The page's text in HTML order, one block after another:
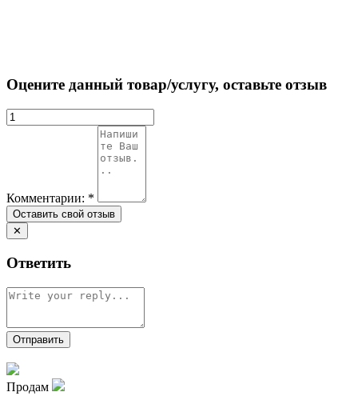
Оцените данный товар/услугу, оставьте отзыв
Комментарии: *
✕
Ответить
Продам